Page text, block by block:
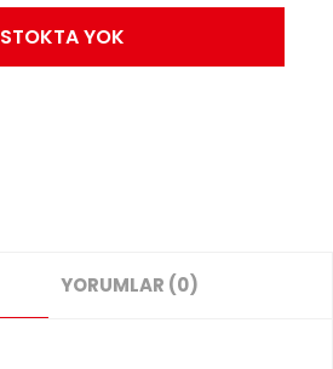
STOKTA YOK
YORUMLAR (0)